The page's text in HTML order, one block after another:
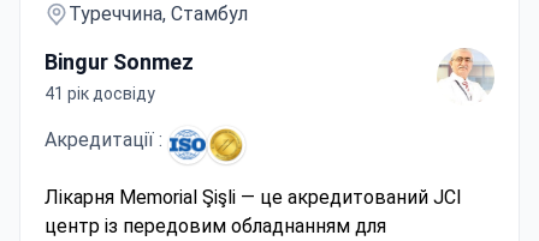
Туреччина, Стамбул
Bingur Sonmez
41 рік досвіду
Акредитації :
Лікарня Memorial Şişli — це акредитований JCI
центр із передовим обладнанням для